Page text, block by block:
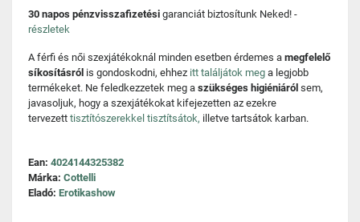
30 napos pénzvisszafizetési garanciát biztosítunk Neked! -
részletek
A férfi és női szexjátékoknál minden esetben érdemes a megfelelő
síkosításról is gondoskodni, ehhez itt találjátok meg a legjobb
termékeket. Ne feledkezzetek meg a szükséges higiéniáról sem,
javasoljuk, hogy a szexjátékokat kifejezetten az ezekre
tervezett tisztítószerekkel tisztítsátok, illetve tartsátok karban.
Ean: 4024144325382
Márka: Cottelli
Eladó: Erotikashow